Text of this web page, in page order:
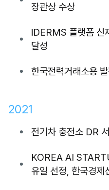
장관상 수상
iDERMS 플랫폼 신
달성
한국전력거래소용
2021
전기차 충전소 DR
KOREA AI
유일 선정, 한국경제